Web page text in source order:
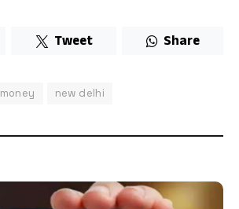
Tweet Share
money new delhi